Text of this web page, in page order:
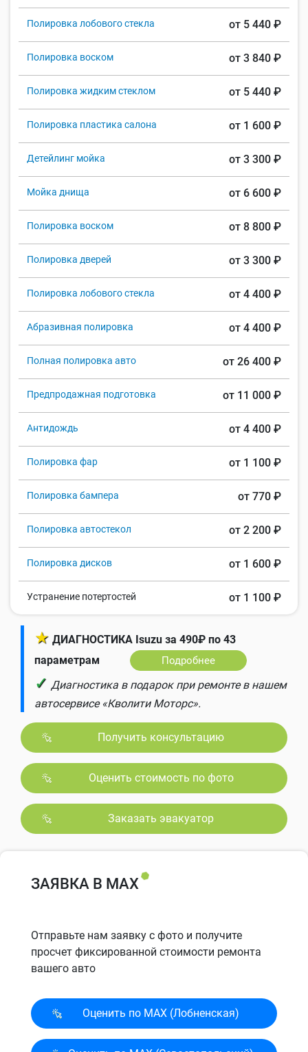
Полировка лобового стекла от 5 440 ₽
Полировка воском от 3 840 ₽
Полировка жидким стеклом от 5 440 ₽
Полировка пластика салона от 1 600 ₽
Детейлинг мойка от 3 300 ₽
Мойка днища от 6 600 ₽
Полировка воском от 8 800 ₽
Полировка дверей от 3 300 ₽
Полировка лобового стекла от 4 400 ₽
Абразивная полировка от 4 400 ₽
Полная полировка авто от 26 400 ₽
Предпродажная подготовка от 11 000 ₽
Антидождь от 4 400 ₽
Полировка фар от 1 100 ₽
Полировка бампера от 770 ₽
Полировка автостекол от 2 200 ₽
Полировка дисков от 1 600 ₽
Устранение потертостей от 1 100 ₽
★ ДИАГНОСТИКА Isuzu за 490₽ по 43
параметрам
Подробнее
✓ Диагностика в подарок при ремонте в нашем
автосервисе «Кволити Моторс».
Получить консультацию
Оценить стоимость по фото
Заказать эвакуатор
ЗАЯВКА В MAX
Отправьте нам заявку с фото и получите
просчет фиксированной стоимости ремонта
вашего авто
Оценить по MAX (Лобненская)